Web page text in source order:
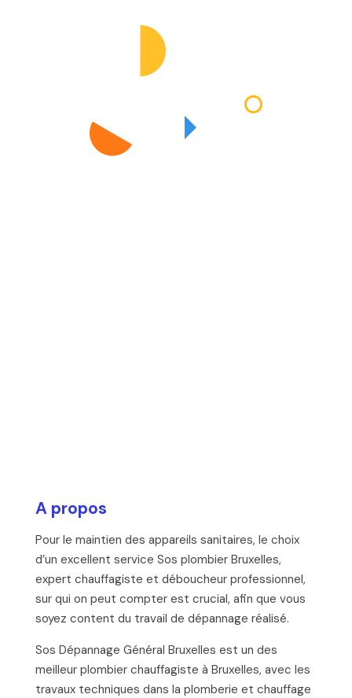
A propos
Pour le maintien des appareils sanitaires, le choix
d’un excellent service Sos plombier Bruxelles,
expert chauffagiste et déboucheur professionnel,
sur qui on peut compter est crucial, afin que vous
soyez content du travail de dépannage réalisé.
Sos Dépannage Général Bruxelles est un des
meilleur plombier chauffagiste à Bruxelles, avec les
travaux techniques dans la plomberie et chauffage